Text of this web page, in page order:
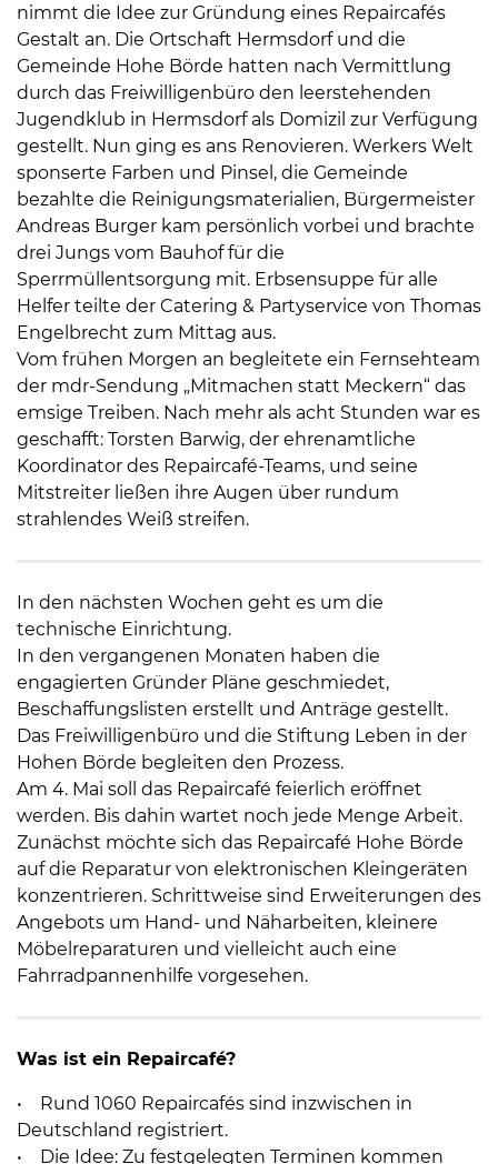
nimmt die Idee zur Gründung eines Repaircafés
Gestalt an. Die Ortschaft Hermsdorf und die
Gemeinde Hohe Börde hatten nach Vermittlung
durch das Freiwilligenbüro den leerstehenden
Jugendklub in Hermsdorf als Domizil zur Verfügung
gestellt. Nun ging es ans Renovieren. Werkers Welt
sponserte Farben und Pinsel, die Gemeinde
bezahlte die Reinigungsmaterialien, Bürgermeister
Andreas Burger kam persönlich vorbei und brachte
drei Jungs vom Bauhof für die
Sperrmüllentsorgung mit. Erbsensuppe für alle
Helfer teilte der Catering & Partyservice von Thomas
Engelbrecht zum Mittag aus.
Vom frühen Morgen an begleitete ein Fernsehteam
der mdr-Sendung „Mitmachen statt Meckern“ das
emsige Treiben. Nach mehr als acht Stunden war es
geschafft: Torsten Barwig, der ehrenamtliche
Koordinator des Repaircafé-Teams, und seine
Mitstreiter ließen ihre Augen über rundum
strahlendes Weiß streifen.
In den nächsten Wochen geht es um die
technische Einrichtung.
In den vergangenen Monaten haben die
engagierten Gründer Pläne geschmiedet,
Beschaffungslisten erstellt und Anträge gestellt.
Das Freiwilligenbüro und die Stiftung Leben in der
Hohen Börde begleiten den Prozess.
Am 4. Mai soll das Repaircafé feierlich eröffnet
werden. Bis dahin wartet noch jede Menge Arbeit.
Zunächst möchte sich das Repaircafé Hohe Börde
auf die Reparatur von elektronischen Kleingeräten
konzentrieren. Schrittweise sind Erweiterungen des
Angebots um Hand- und Näharbeiten, kleinere
Möbelreparaturen und vielleicht auch eine
Fahrradpannenhilfe vorgesehen.
Was ist ein Repaircafé?
• Rund 1060 Repaircafés sind inzwischen in
Deutschland registriert.
• Die Idee: Zu festgelegten Terminen kommen